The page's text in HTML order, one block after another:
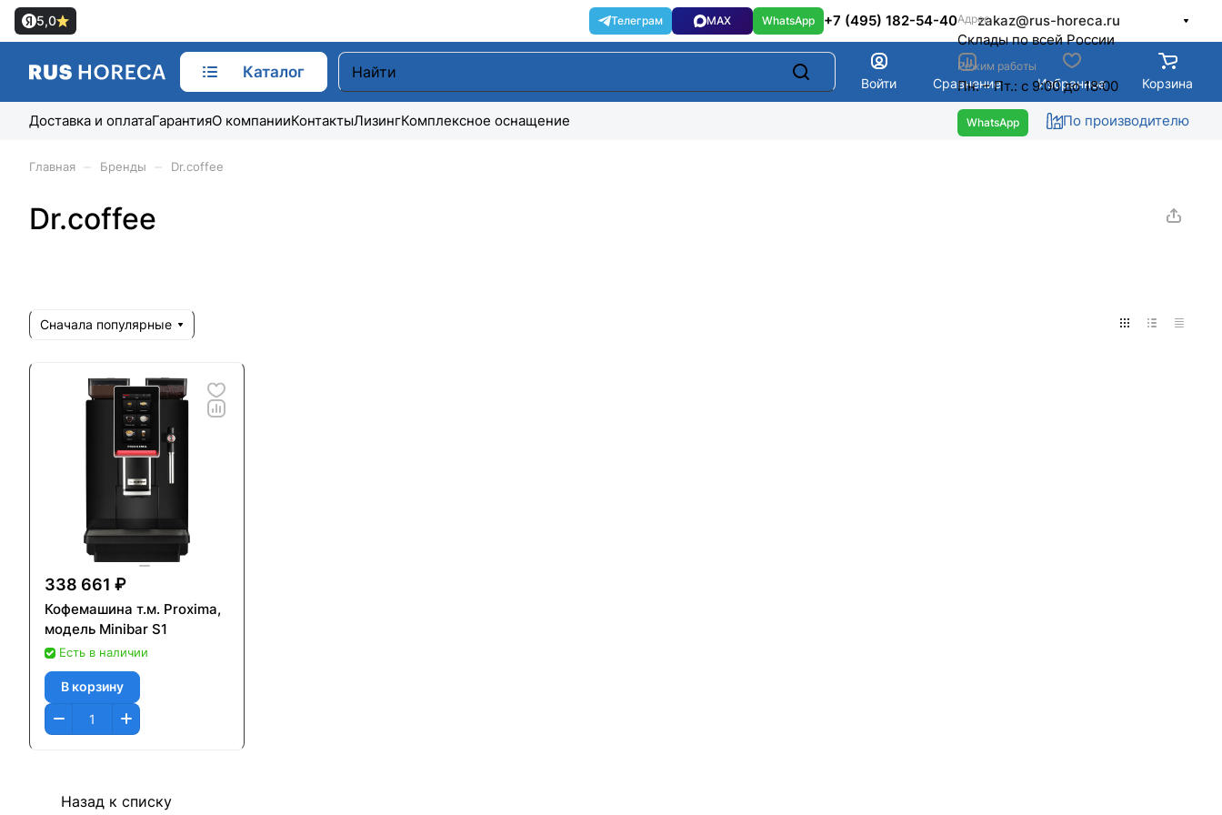
5,0 zakaz@rus-horeca.ru
+7 (495) 182-54-40Адрес
Cклады по всей России
Режим работы
Пн. – Пт.: с 9:00 до 18:00
Каталог
Войти Сравнение Избранное Корзина
Доставка и оплатаГарантияО компанииКонтактыЛизингКомплексное оснащение По производителю
Главная Бренды Dr.coffee
Dr.coffee
Сначала популярные
338 661 ₽
Кофемашина т.м. Proxima,
модель Minibar S1
Есть в наличии
В корзину
Назад к списку